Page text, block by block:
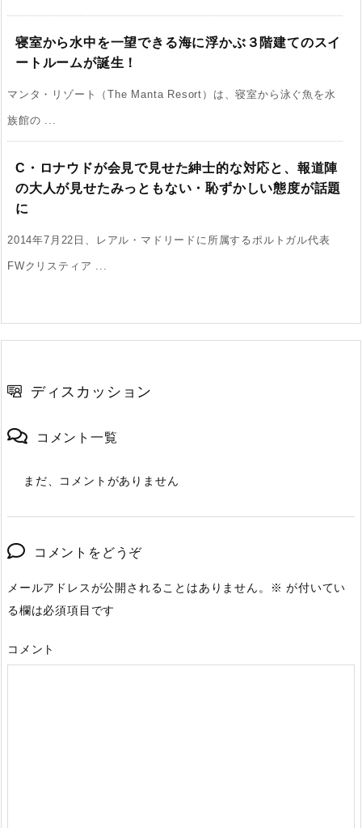
寝室から水中を一望できる海に浮かぶ３階建てのスイ
ートルームが誕生！
マンタ・リゾート（The Manta Resort）は、寝室から泳ぐ魚を水
族館の ...
C・ロナウドが会見で見せた紳士的な対応と、報道陣
の大人が見せたみっともない・恥ずかしい態度が話題
に
2014年7月22日、レアル・マドリードに所属するポルトガル代表
FWクリスティア ...
ディスカッション
コメント一覧
まだ、コメントがありません
コメントをどうぞ
メールアドレスが公開されることはありません。 ※ が付いてい
る欄は必須項目です
コメント